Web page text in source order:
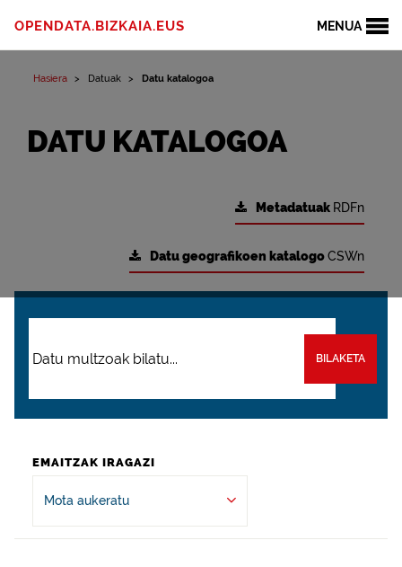
MENUA
OPENDATA.BIZKAIA.EUS
Hasiera Datuak Datu katalogoa
DATU KATALOGOA
Metadatuak RDFn
Datu geografikoen katalogoCSWn
BILAKETA
EMAITZAK IRAGAZI
Mota aukeratu